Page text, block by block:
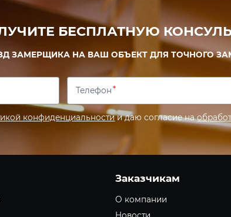
БЕСПЛАТНУЮ
ЗАМЕРЩИКА НА ВАШ ОБЪЕКТ ДЛЯ ТОЧНОГО
Телефон
конфиденциальностии даю согласие на
Заказчикам
О компании
Новости